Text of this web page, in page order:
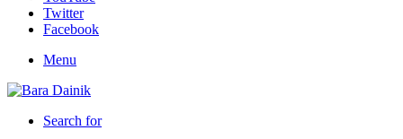
Twitter
Facebook
Menu
Search for